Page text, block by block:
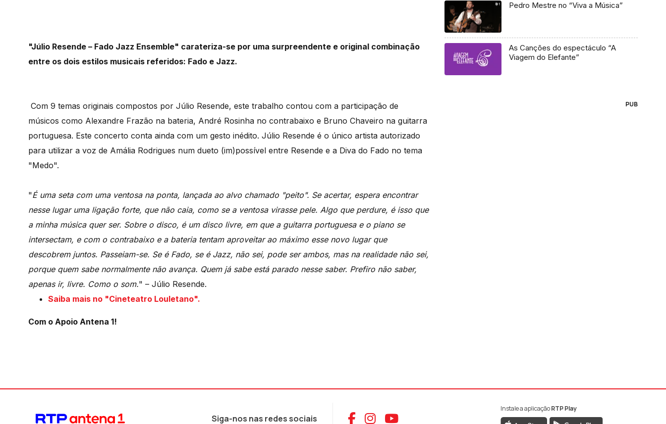
"Júlio Resende – Fado Jazz Ensemble" carateriza-se por uma surpreendente e original combinação
entre os dois estilos musicais referidos: Fado e Jazz.
Com 9 temas originais compostos por Júlio Resende, este trabalho contou com a participação de
músicos como Alexandre Frazão na bateria, André Rosinha no contrabaixo e Bruno Chaveiro na guitarra
portuguesa. Este concerto conta ainda com um gesto inédito. Júlio Resende é o único artista autorizado
para utilizar a voz de Amália Rodrigues num dueto (im)possível entre Resende e a Diva do Fado no tema
"Medo".
"É uma seta com uma ventosa na ponta, lançada ao alvo chamado "peito". Se acertar, espera encontrar
nesse lugar uma ligação forte, que não caia, como se a ventosa virasse pele. Algo que perdure, é isso que
a minha música quer ser. Sobre o disco, é um disco livre, em que a guitarra portuguesa e o piano se
intersectam, e com o contrabaixo e a bateria tentam aproveitar ao máximo esse novo lugar que
descobrem juntos. Passeiam-se. Se é Fado, se é Jazz, não sei, pode ser ambos, mas na realidade não sei,
porque quem sabe normalmente não avança. Quem já sabe está parado nesse saber. Prefiro não saber,
apenas ir, livre. Como o som." – Júlio Resende.
Saiba mais no "Cineteatro Louletano".
Com o Apoio Antena 1!
Pedro Mestre no “Viva a Música”
As Canções do espectáculo “A
Viagem do Elefante”
PUB
Siga-nos nas redes sociais Aceder ao Facebook da RTP Antena 1
Aceder ao Instagram da RTP Antena 1
Aceder ao YouTube da RTP Antena 1
Instale a aplicaçãoRTP Play